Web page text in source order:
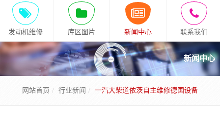
发动机维修 库区图片 新闻中心 联系我们
新闻中心
网站首页 行业新闻 一汽大柴道依茨自主维修德国设备